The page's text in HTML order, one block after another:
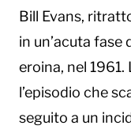
Bill Evans,
in un’acuta fase
eroina, nel 1961.
l’episodio che
seguito a un